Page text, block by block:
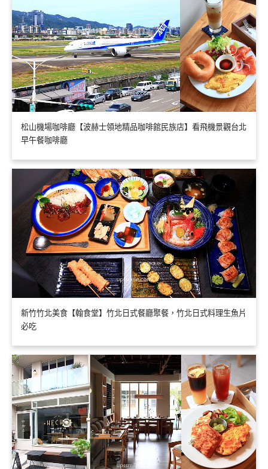
松山機場咖啡廳【波赫士領地精品咖啡館民族店】看飛機景觀台北
早午餐咖啡廳
新竹竹北美食【翰食堂】竹北日式餐廳聚餐，竹北日式料理生魚片
必吃